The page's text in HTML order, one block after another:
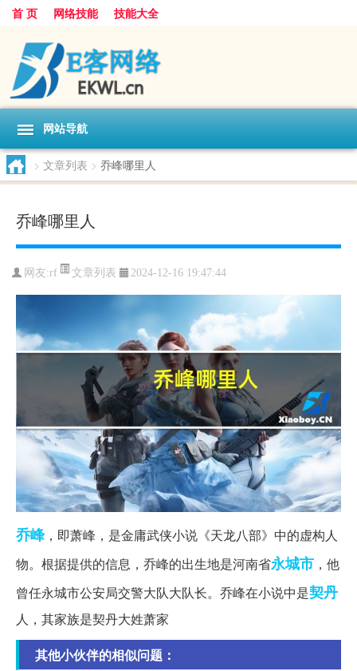
首 页 网络技能 技能大全
网站导航
> 文章列表 > 乔峰哪里人
乔峰哪里人
网友:rf 文章列表 2024-12-16 19:47:44
乔峰 ，即萧峰，是金庸武侠小说《天龙八部》中的虚构人
物。根据提供的信息，乔峰的出生地是河南省永城市 ，他
曾任永城市公安局交警大队大队长。乔峰在小说中是契丹
人，其家族是契丹大姓萧家
其他小伙伴的相似问题：